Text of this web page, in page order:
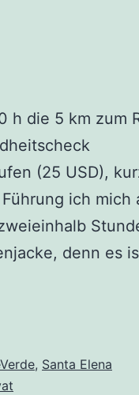
h die 5 km zum
(25 USD),
ich mich
denn es
, Santa Elena